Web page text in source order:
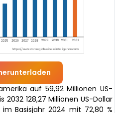
auf 59,92 Millionen US-
128,27 Millionen US-Dollar
Basisjahr 2024 mit 72,80 %